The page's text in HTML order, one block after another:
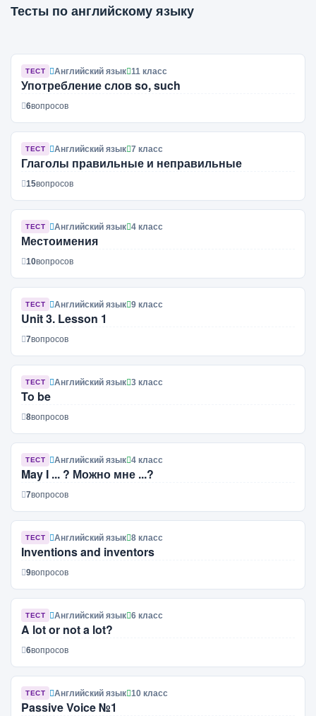
Тесты по английскому языку
ТЕСТ Английский язык 11 класс
Употребление слов so, such
6вопросов
ТЕСТ Английский язык 7 класс
Глаголы правильные и неправильные
15вопросов
ТЕСТ Английский язык 4 класс
Местоимения
10вопросов
ТЕСТ Английский язык 9 класс
Unit 3. Lesson 1
7вопросов
ТЕСТ Английский язык 3 класс
To be
8вопросов
ТЕСТ Английский язык 4 класс
May I ... ? Можно мне ...?
7вопросов
ТЕСТ Английский язык 8 класс
Inventions and inventors
9вопросов
ТЕСТ Английский язык 6 класс
A lot or not a lot?
6вопросов
ТЕСТ Английский язык 10 класс
Passive Voice №1